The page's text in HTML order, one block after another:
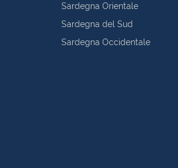
Sardegna Orientale
Sardegna del Sud
Sardegna Occidentale